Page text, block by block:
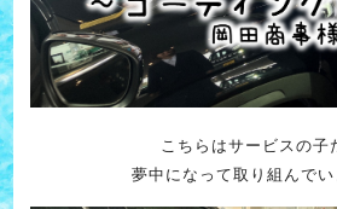
こちらはサービスの子
夢中になって取り組んでい